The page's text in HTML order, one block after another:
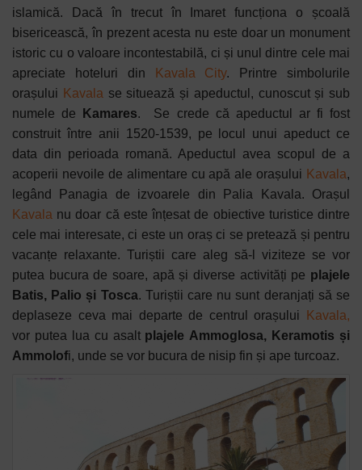
islamică. Dacă în trecut în Imaret funcționa o școală
bisericească, în prezent acesta nu este doar un monument
istoric cu o valoare incontestabilă, ci și unul dintre cele mai
apreciate hoteluri din Kavala City. Printre simbolurile
orașului Kavala se situează și apeductul, cunoscut și sub
numele de
Kamares. Se crede că apeductul ar fi fost
construit între anii 1520-1539, pe locul unui apeduct ce
data din perioada romană. Apeductul avea scopul de a
acoperii nevoile de alimentare cu apă ale orașului Kavala,
legând Panagia de izvoarele din Palia Kavala. Orașul
Kavala nu doar că este înțesat de obiective turistice dintre
cele mai interesate, ci este un oraș ci se pretează și pentru
vacanțe relaxante. Turiștii care aleg să-l viziteze se vor
putea bucura de soare, apă și diverse activități pe plajele
Batis, Palio și Tosca. Turiștii care nu sunt deranjați să se
deplaseze ceva mai departe de centrul orașului Kavala,
vor putea lua cu asalt plajele Ammoglosa, Keramotis și
Ammolofi, unde se vor bucura de nisip fin și ape turcoaz.